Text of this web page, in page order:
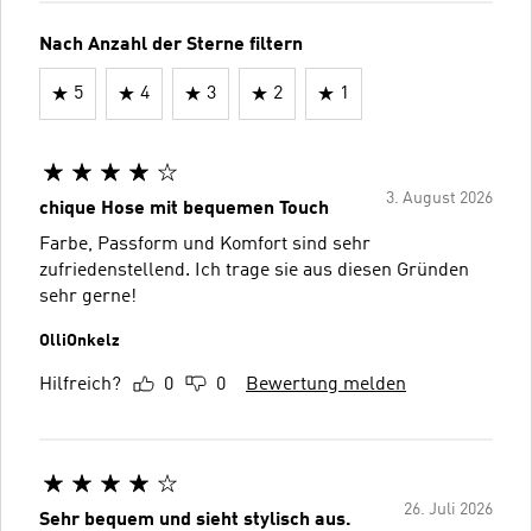
Nach Anzahl der Sterne filtern
5 4 3 2 1
3. August 2026
chique Hose mit bequemen Touch
Farbe, Passform und Komfort sind sehr
zufriedenstellend. Ich trage sie aus diesen Gründen
sehr gerne!
OlliOnkelz
Hilfreich? 0 0 Bewertung melden
26. Juli 2026
Sehr bequem und sieht stylisch aus.